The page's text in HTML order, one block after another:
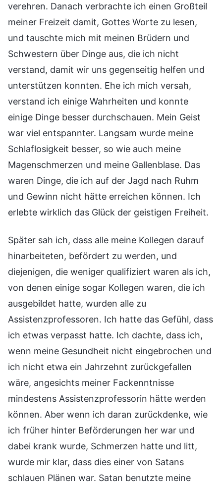
verehren. Danach verbrachte ich einen Großteil
meiner Freizeit damit, Gottes Worte zu lesen,
und tauschte mich mit meinen Brüdern und
Schwestern über Dinge aus, die ich nicht
verstand, damit wir uns gegenseitig helfen und
unterstützen konnten. Ehe ich mich versah,
verstand ich einige Wahrheiten und konnte
einige Dinge besser durchschauen. Mein Geist
war viel entspannter. Langsam wurde meine
Schlaflosigkeit besser, so wie auch meine
Magenschmerzen und meine Gallenblase. Das
waren Dinge, die ich auf der Jagd nach Ruhm
und Gewinn nicht hätte erreichen können. Ich
erlebte wirklich das Glück der geistigen Freiheit.
Später sah ich, dass alle meine Kollegen darauf
hinarbeiteten, befördert zu werden, und
diejenigen, die weniger qualifiziert waren als ich,
von denen einige sogar Kollegen waren, die ich
ausgebildet hatte, wurden alle zu
Assistenzprofessoren. Ich hatte das Gefühl, dass
ich etwas verpasst hatte. Ich dachte, dass ich,
wenn meine Gesundheit nicht eingebrochen und
ich nicht etwa ein Jahrzehnt zurückgefallen
wäre, angesichts meiner Fackenntnisse
mindestens Assistenzprofessorin hätte werden
können. Aber wenn ich daran zurückdenke, wie
ich früher hinter Beförderungen her war und
dabei krank wurde, Schmerzen hatte und litt,
wurde mir klar, dass dies einer von Satans
schlauen Plänen war. Satan benutzte meine